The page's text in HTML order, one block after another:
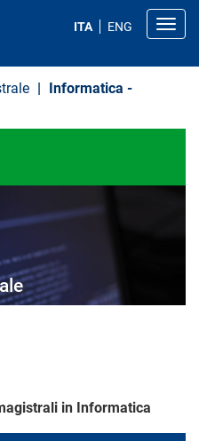
ITA ENG
Informatica -
in Informatica